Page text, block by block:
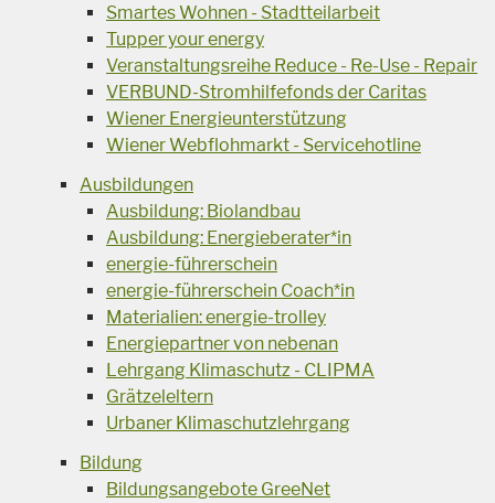
Smartes Wohnen - Stadtteilarbeit
Tupper your energy
Veranstaltungsreihe Reduce - Re-Use - Repair
VERBUND-Stromhilfefonds der Caritas
Wiener Energieunterstützung
Wiener Webflohmarkt - Servicehotline
Ausbildungen
Ausbildung: Biolandbau
Ausbildung: Energieberater*in
energie-führerschein
energie-führerschein Coach*in
Materialien: energie-trolley
Energiepartner von nebenan
Lehrgang Klimaschutz - CLIPMA
Grätzeleltern
Urbaner Klimaschutzlehrgang
Bildung
Bildungsangebote GreeNet